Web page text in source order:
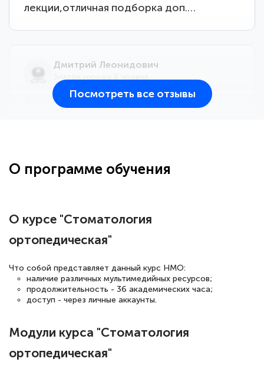
лекции,отличная подборка доп.…
Дмитрий Леонидович
большое количество методических
Знаток города 5 уровня
18 марта 2026
повышения квалификации "Эксперт ЕГЭ по
русскому языку и литературе". Много
Посмотреть все отзывы
О программе обучения
О курсе "Стоматология
ортопедическая"
Что собой представляет данный курс НМО:
наличие различных мультимедийных ресурсов;
продолжительность - 36 академических часа;
доступ - через личные аккаунты.
Модули курса "Стоматология
ортопедическая"